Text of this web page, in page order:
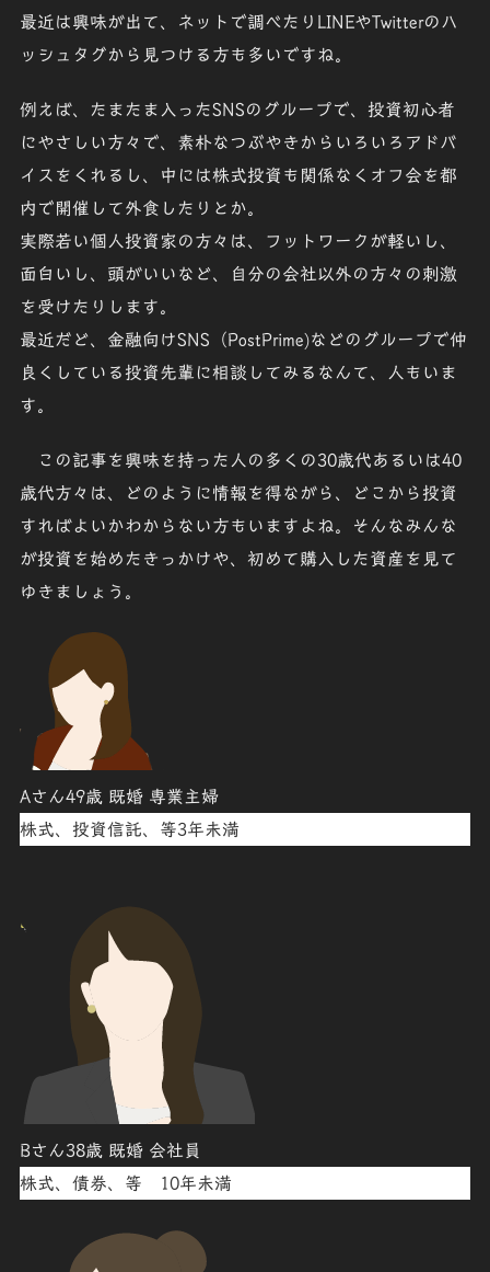
最近は興味が出て、ネットで調べたりLINEやTwitterのハ
ッシュタグから見つける方も多いですね。
例えば、たまたま入ったSNSのグループで、投資初心者
にやさしい方々で、素朴なつぶやきからいろいろアドバ
イスをくれるし、中には株式投資も関係なくオフ会を都
内で開催して外食したりとか。
実際若い個人投資家の方々は、フットワークが軽いし、
面白いし、頭がいいなど、自分の会社以外の方々の刺激
を受けたりします。
最近だど、金融向けSNS（PostPrime)などのグループで仲
良くしている投資先輩に相談してみるなんて、人もいま
す。
この記事を興味を持った人の多くの30歳代あるいは40
歳代方々は、どのように情報を得ながら、どこから投資
すればよいかわからない方もいますよね。そんなみんな
が投資を始めたきっかけや、初めて購入した資産を見て
ゆきましょう。
Aさん49歳 既婚 専業主婦
株式、投資信託、等3年未満
Bさん38歳 既婚 会社員
株式、債券、等 10年未満